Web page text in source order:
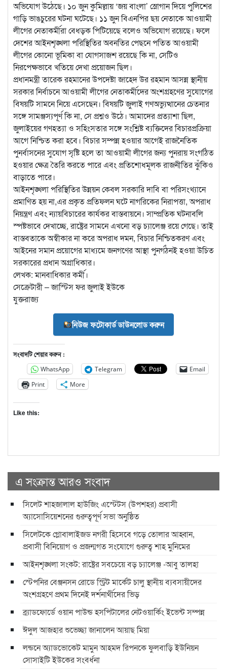
অভিযোগ উঠেছে। ১০ জুন কুমিল্লায় ‘জয় বাংলা’ স্লোগান দিয়ে পুলিশের
গাড়ি ভাঙচুরের ঘটনা ঘটেছে। ১১ জুন বিএনপির ছয় নেতাকে আওয়ামী
লীগের নেতাকর্মীরা বেধড়ক পিটিয়েছে বলেও অভিযোগ রয়েছে। ফলে
দেশের আইনশৃঙ্খলা পরিস্থিতির অবনতির পেছনে পতিত আওয়ামী
লীগের কোনো ভূমিকা বা যোগসাজশ রয়েছে কি না, সেটিও
নিরপেক্ষভাবে খতিয়ে দেখা প্রয়োজন ছিল।
প্রধানমন্ত্রী তারেক রহমানের উপদেষ্টা জাহেদ উর রহমান আসন্ন স্থানীয়
সরকার নির্বাচনে আওয়ামী লীগের নেতাকর্মীদের অংশগ্রহণের সুযোগের
বিষয়টি সামনে নিয়ে এসেছেন। বিষয়টি জুলাই গণঅভ্যুত্থানের চেতনার
সঙ্গে সামঞ্জস্যপূর্ণ কি না, সে প্রশ্নও উঠে। আমাদের প্রত্যাশা ছিল,
জুলাইয়ের গণহত্যা ও সহিংসতার সঙ্গে সংশ্লিষ্ট ব্যক্তিদের বিচারপ্রক্রিয়া
আগে নিশ্চিত করা হবে। বিচার সম্পন্ন হওয়ার আগেই রাজনৈতিক
পুনর্বাসনের সুযোগ সৃষ্টি হলে তা আওয়ামী লীগের জন্য পুনরায় সংগঠিত
হওয়ার ক্ষেত্র তৈরি করতে পারে এবং প্রতিশোধমূলক রাজনীতির ঝুঁকিও
বাড়াতে পারে।
আইনশৃঙ্খলা পরিস্থিতির উন্নয়ন কেবল সরকারি দাবি বা পরিসংখ্যানে
প্রমাণিত হয় না,এর প্রকৃত প্রতিফলন ঘটে নাগরিকের নিরাপত্তা, অপরাধ
নিয়ন্ত্রণ এবং ন্যায়বিচারের কার্যকর বাস্তবায়নে। সাম্প্রতিক ঘটনাবলি
স্পষ্টভাবে দেখাচ্ছে, রাষ্ট্রের সামনে এখনো বড় চ্যালেঞ্জ রয়ে গেছে। তাই
বাস্তবতাকে অস্বীকার না করে অপরাধ দমন, বিচার নিশ্চিতকরণ এবং
আইনের সমান প্রয়োগের মাধ্যমে জনগণের আস্থা পুনর্গঠনই হওয়া উচিত
সরকারের প্রধান অগ্রাধিকার।
লেখক: মানবাধিকার কর্মী।
সেক্রেটারী – জাস্টিস ফর জুলাই ইউকে
যুক্তরাজ্য
নিউজ ফটোকার্ড ডাউনলোড করুন
সংবাদটি শেয়ার করুন :
WhatsApp Telegram
Email
Print
More
Like this:
এ সংক্রান্ত আরও সংবাদ
সিলেট শাহজালাল হাউজিং এস্টেটস (উপশহর) প্রবাসী
অ্যাসোসিয়েশনের গুরুত্বপূর্ণ সভা অনুষ্ঠিত
সিলেটকে গ্লোবালাইজড নগরী হিসেবে গড়ে তোলার আহ্বান,
প্রবাসী বিনিয়োগ ও প্রজন্মগত সংযোগে গুরুত্ব শাহ মুনিমের
আইনশৃঙ্খলা সংকট: রাষ্ট্রের সবচেয়ে বড় চ্যালেঞ্জ -আবু তালহা
স্টেপনির বেঞ্জনসন রোডে স্ট্রিট মার্কেট চালু স্থানীয় ব্যবসায়ীদের
অংশগ্রহণে প্রথম দিনেই দর্শনার্থীদের ভিড়
ব্র্যাডফোর্ডে ওয়ান পাউন্ড হসপিটালের নেটওয়ার্কিং ইভেন্ট সম্পন্ন
ঈদুল আজহার শুভেচ্ছা জানালেন আয়াছ মিয়া
লন্ডনে অ্যাডভোকেট মামুন আহমদ রিপনকে ফুলবাড়ি ইউনিয়ন
সোসাইটি ইউকের সংবর্ধনা